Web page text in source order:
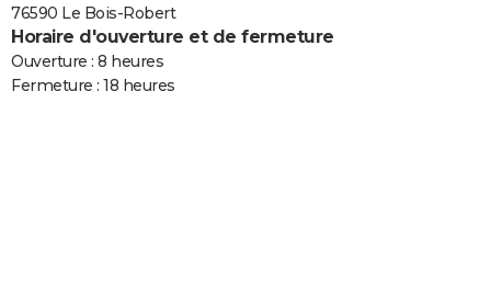
76590 Le Bois-Robert
Horaire d'ouverture et de fermeture
Ouverture : 8 heures
Fermeture : 18 heures